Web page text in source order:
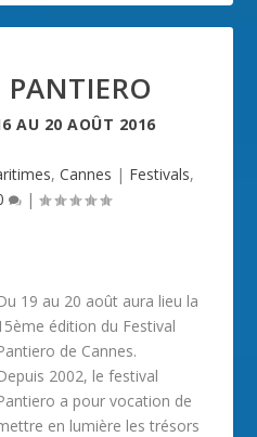
PANTIERO
AU 20 AOÛT 2016
, Cannes | Festivals,
|
19 au 20 août aura lieu la
édition du Festival
de Cannes.
2002, le festival
a pour vocation de
en lumière les trésors